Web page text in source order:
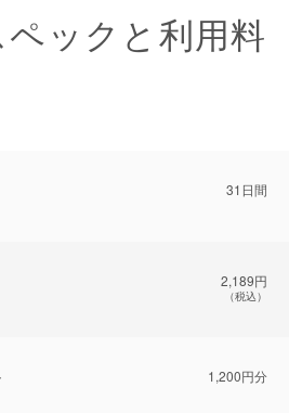
ックと利用料
31日間
2,189円
（税込）
1,200円分